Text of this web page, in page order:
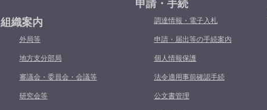
組織案内
外局等
地方支分部局
審議会・委員会・会議等
研究会等
申請・手続
調達情報・電子入札
申請・届出等の手続案内
個人情報保護
法令適用事前確認手続
公文書管理